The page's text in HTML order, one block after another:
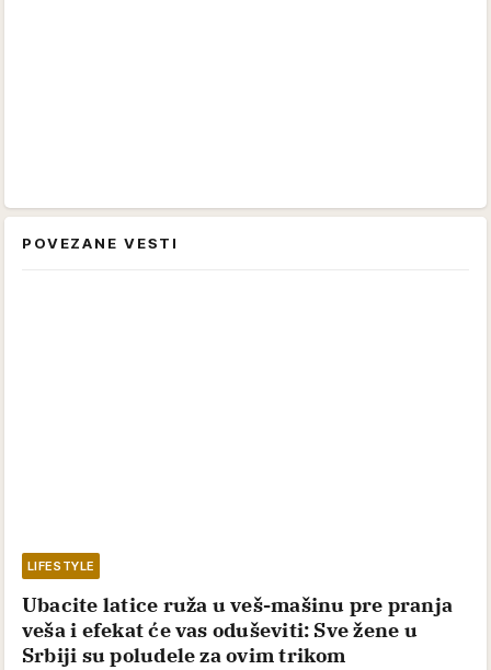
POVEZANE VESTI
LIFESTYLE
Ubacite latice ruža u veš-mašinu pre pranja
veša i efekat će vas oduševiti: Sve žene u
Srbiji su poludele za ovim trikom